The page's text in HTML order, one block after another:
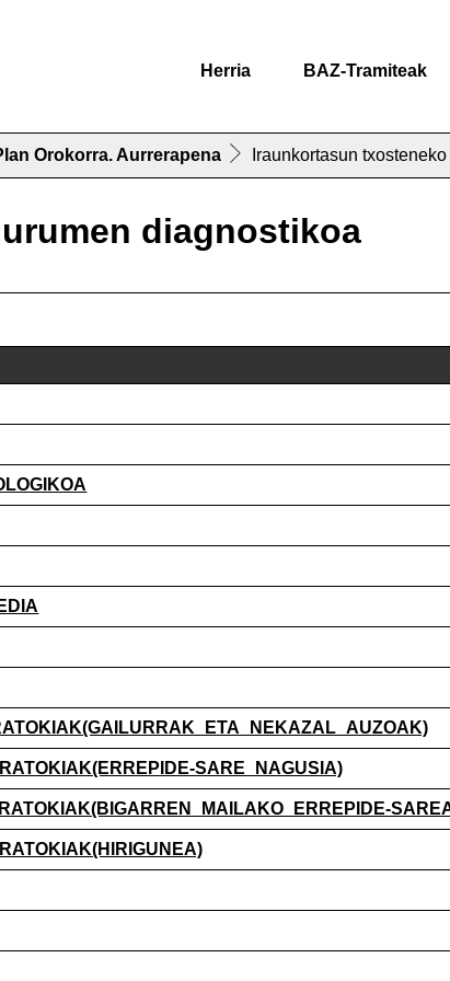
Herria BAZ-Tramiteak
Orokorra. Aurrerapena Iraunkortasun
diagnostikoa
SARE_NAGUSIA)